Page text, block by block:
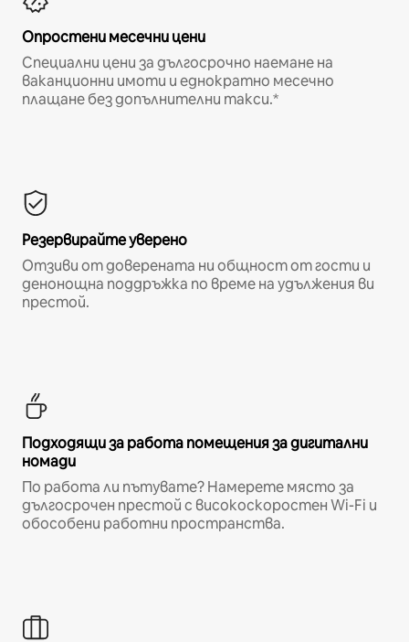
Опростени месечни цени
Специални цени за дългосрочно наемане на
ваканционни имоти и еднократно месечно
плащане без допълнителни такси.*
Резервирайте уверено
Отзиви от доверената ни общност от гости и
денонощна поддръжка по време на удължения ви
престой.
Подходящи за работа помещения за дигитални
номади
По работа ли пътувате? Намерете място за
дългосрочен престой с високоскоростен Wi-Fi и
обособени работни пространства.